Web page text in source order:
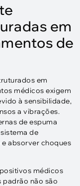
em
de
em
médicos exigem
à sensibilidade,
a vibrações.
de espuma
de
absorver choques
médicos
padrão não são